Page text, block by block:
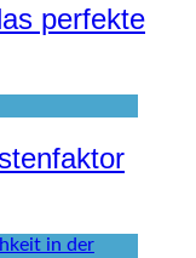
perfekte